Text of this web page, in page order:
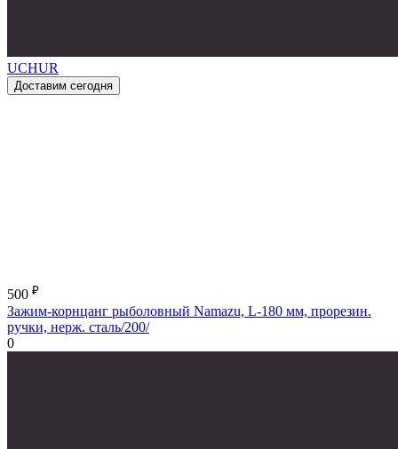
UCHUR
Доставим сегодня
500 ₽
Зажим-корнцанг рыболовный Namazu, L-180 мм, прорезин.
ручки, нерж. сталь/200/
0